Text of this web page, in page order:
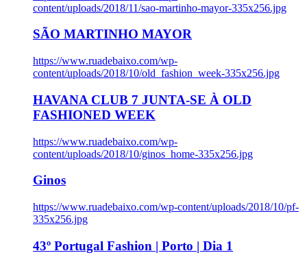
content/uploads/2018/11/sao-martinho-mayor-335x256.jpg
SÃO MARTINHO MAYOR
https://www.ruadebaixo.com/wp-
content/uploads/2018/10/old_fashion_week-335x256.jpg
HAVANA CLUB 7 JUNTA-SE À OLD
FASHIONED WEEK
https://www.ruadebaixo.com/wp-
content/uploads/2018/10/ginos_home-335x256.jpg
Ginos
https://www.ruadebaixo.com/wp-content/uploads/2018/10/pf-
335x256.jpg
43º Portugal Fashion | Porto | Dia 1